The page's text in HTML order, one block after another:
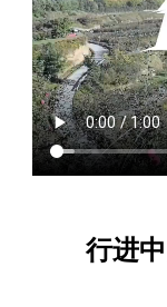
行进